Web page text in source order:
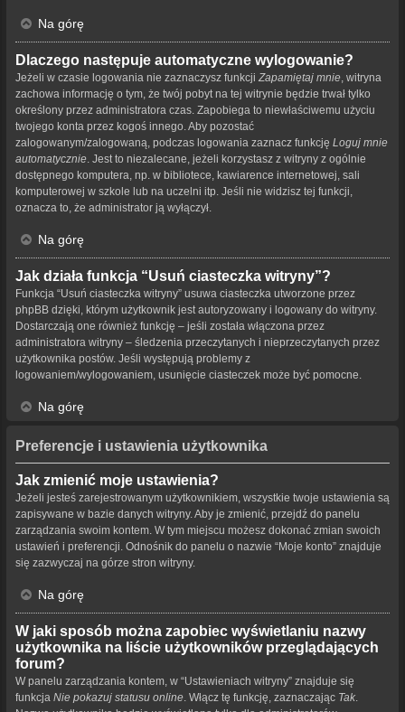
Na górę
Dlaczego następuje automatyczne wylogowanie?
Jeżeli w czasie logowania nie zaznaczysz funkcji Zapamiętaj mnie , witryna
zachowa informację o tym, że twój pobyt na tej witrynie będzie trwał tylko
określony przez administratora czas. Zapobiega to niewłaściwemu użyciu
twojego konta przez kogoś innego. Aby pozostać
zalogowanym/zalogowaną, podczas logowania zaznacz funkcję Loguj mnie
automatycznie . Jest to niezalecane, jeżeli korzystasz z witryny z ogólnie
dostępnego komputera, np. w bibliotece, kawiarence internetowej, sali
komputerowej w szkole lub na uczelni itp. Jeśli nie widzisz tej funkcji,
oznacza to, że administrator ją wyłączył.
Na górę
Jak działa funkcja “Usuń ciasteczka witryny”?
Funkcja “Usuń ciasteczka witryny” usuwa ciasteczka utworzone przez
phpBB dzięki, którym użytkownik jest autoryzowany i logowany do witryny.
Dostarczają one również funkcję – jeśli została włączona przez
administratora witryny – śledzenia przeczytanych i nieprzeczytanych przez
użytkownika postów. Jeśli występują problemy z
logowaniem/wylogowaniem, usunięcie ciasteczek może być pomocne.
Na górę
Preferencje i ustawienia użytkownika
Jak zmienić moje ustawienia?
Jeżeli jesteś zarejestrowanym użytkownikiem, wszystkie twoje ustawienia są
zapisywane w bazie danych witryny. Aby je zmienić, przejdź do panelu
zarządzania swoim kontem. W tym miejscu możesz dokonać zmian swoich
ustawień i preferencji. Odnośnik do panelu o nazwie “Moje konto” znajduje
się zazwyczaj na górze stron witryny.
Na górę
W jaki sposób można zapobiec wyświetlaniu nazwy
użytkownika na liście użytkowników przeglądających
forum?
W panelu zarządzania kontem, w “Ustawieniach witryny” znajduje się
funkcja Nie pokazuj statusu online . Włącz tę funkcję, zaznaczając Tak